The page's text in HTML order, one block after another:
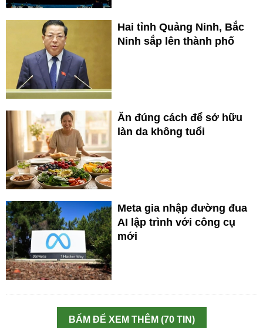
Hai tỉnh Quảng Ninh, Bắc
Ninh sắp lên thành phố
Ăn đúng cách để sở hữu
làn da không tuổi
Meta gia nhập đường đua
AI lập trình với công cụ
mới
BẤM ĐỂ XEM THÊM (70 TIN)